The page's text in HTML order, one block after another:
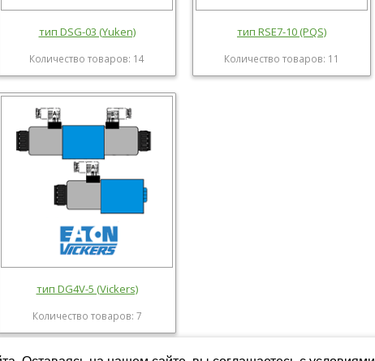
тип DSG-03 (Yuken)
Количество товаров: 14
тип RSE7-10 (PQS)
Количество товаров: 11
тип DG4V-5 (Vickers)
Количество товаров: 7